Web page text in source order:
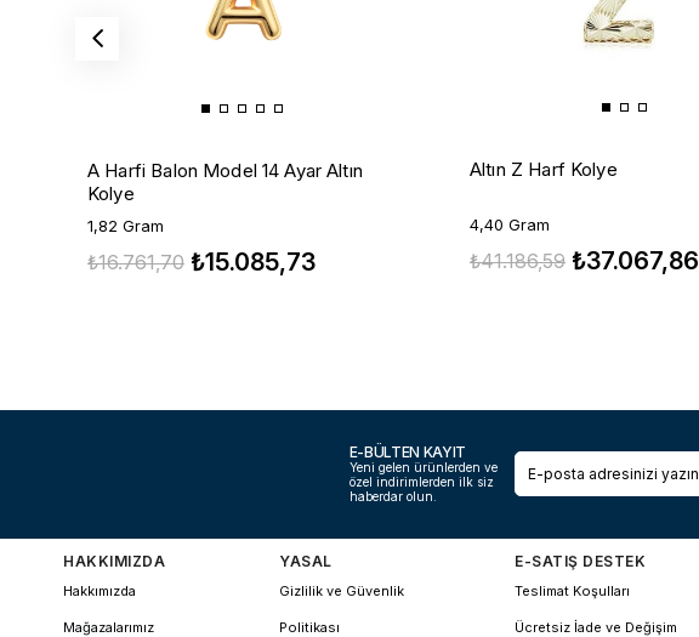
A Harfi Balon Model 14 Ayar Altın
Kolye
1,82 Gram
₺15.085,73
₺16.761,70
Altın Z Harf Kolye
4,40 Gram
₺37.067,86
₺41.186,59
E-BÜLTEN KAYIT
Yeni gelen ürünlerden ve
özel indirimlerden ilk siz
haberdar olun.
HAKKIMIZDA
Hakkımızda
Mağazalarımız
YASAL
Gizlilik ve Güvenlik
Politikası
E-SATIŞ DESTEK
Teslimat Koşulları
Ücretsiz İade ve Değişim